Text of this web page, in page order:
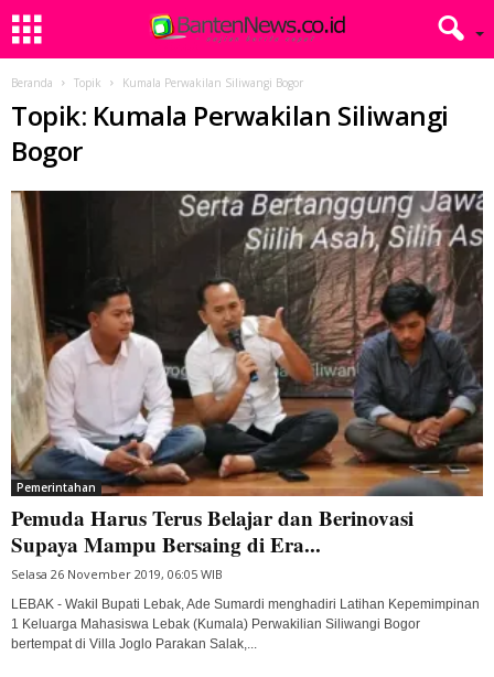
Beranda Topik Kumala Perwakilan Siliwangi Bogor
Topik: Kumala Perwakilan Siliwangi
Bogor
Pemerintahan
Pemuda Harus Terus Belajar dan Berinovasi
Supaya Mampu Bersaing di Era...
Selasa 26 November 2019, 06:05 WIB
LEBAK - Wakil Bupati Lebak, Ade Sumardi menghadiri Latihan Kepemimpinan
1 Keluarga Mahasiswa Lebak (Kumala) Perwakilian Siliwangi Bogor
bertempat di Villa Joglo Parakan Salak,...